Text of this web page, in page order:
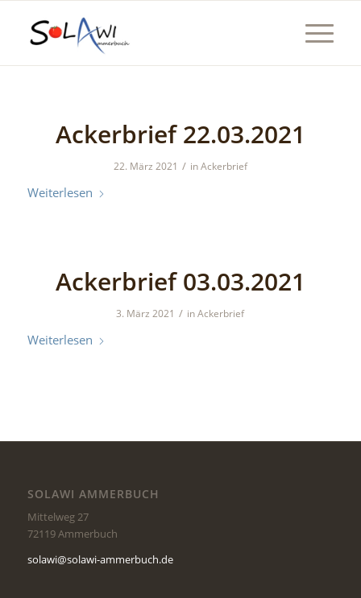
Ackerbrief 22.03.2021
22. März 2021 / inAckerbrief
Weiterlesen
Ackerbrief 03.03.2021
3. März 2021 / inAckerbrief
Weiterlesen
SOLAWI AMMERBUCH
Mittelweg 27
72119 Ammerbuch
solawi@solawi-ammerbuch.de